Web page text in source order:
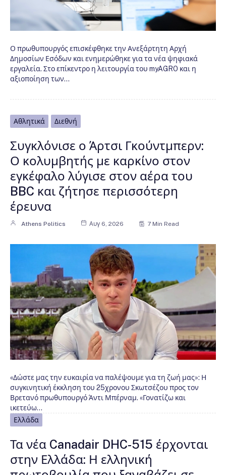
Ο πρωθυπουργός επισκέφθηκε την Ανεξάρτητη Αρχή
Δημοσίων Εσόδων και ενημερώθηκε για τα νέα ψηφιακά
εργαλεία. Στο επίκεντρο η λειτουργία του myAGRO και η
αξιοποίηση των…
Αθλητικά Διεθνή
Συγκλόνισε ο Άρτσι Γκούντμπερν:
Ο κολυμβητής με καρκίνο στον
εγκέφαλο λύγισε στον αέρα του
BBC και ζήτησε περισσότερη
έρευνα
Athens Politics Αυγ 6, 2026 7 Min Read
«Δώστε μας την ευκαιρία να παλέψουμε για τη ζωή μας»: Η
συγκινητική έκκληση του 25χρονου Σκωτσέζου προς τον
Βρετανό πρωθυπουργό Άντι Μπέρναμ. «Γονατίζω και
ικετεύω…
Ελλάδα
Τα νέα Canadair DHC-515 έρχονται
στην Ελλάδα: Η ελληνική